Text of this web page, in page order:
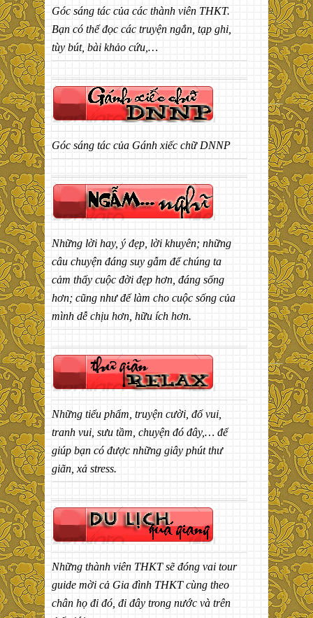
Góc sáng tác của các thành viên THKT.
Bạn có thể đọc các truyện ngắn, tạp ghi,
tùy bút, bài khảo cứu,…
Góc sáng tác của Gánh xiếc chữ DNNP
Những lời hay, ý đẹp, lời khuyên; những
câu chuyện đáng suy gẫm để chúng ta
cảm thấy cuộc đời đẹp hơn, đáng sống
hơn; cũng như để làm cho cuộc sống của
mình dễ chịu hơn, hữu ích hơn.
Những tiểu phẩm, truyện cười, đố vui,
tranh vui, sưu tầm, chuyện đó đây,… để
giúp bạn có được những giây phút thư
giãn, xả stress.
Những thành viên THKT sẽ đóng vai tour
guide mời cả Gia đình THKT cùng theo
chân họ đi đó, đi đây trong nước và trên